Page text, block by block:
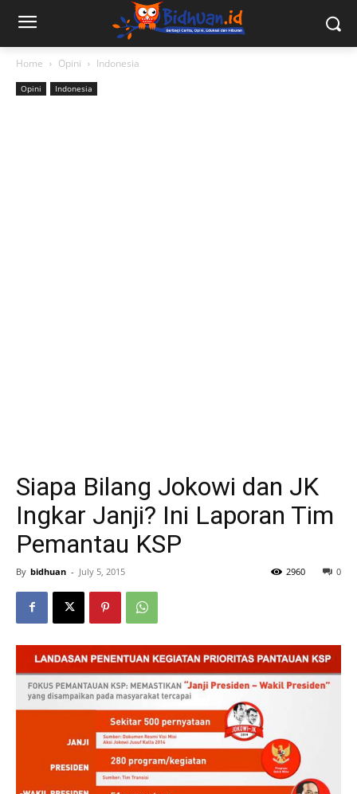
Home Opini Indonesia
Opini Indonesia
Siapa Bilang Jokowi dan JK
Ingkar Janji? Ini Laporan Tim
Pemantau KSP
By bidhuan - July 5, 2015 0
2960